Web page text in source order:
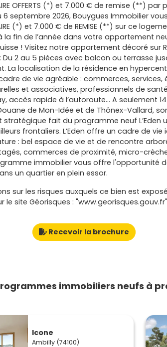
OFFERTS (*) et 7.000 € de remise (**) par
6 septembre 2026, Bouygues Immobilier vous
(*) et 7.000 € de REMISE (**) sur ce
la fin de l’année dans votre appartement
! Visitez notre appartement décoré sur
2 au 5 pièces avec balcon ou terrasse
La localisation de la résidence en
de vie agréable : commerces, services,
et associatives, professionnels de
accès rapide à l’autoroute… A seulement
de Mon-Idée et de Thônex-Vallard,
fait du programme neuf L’Eden
frontaliers. L’Eden offre un cadre de vie
: bel espace de vie et de rencontre
commerces de proximité, micro-
immobilier vous offre l'opportunité
un quartier en plein essor.
sur les risques auxquels ce bien est
le site Géorisques :
Recevoir la brochure
immobiliers neufs à
Icone
Ambilly (74100)